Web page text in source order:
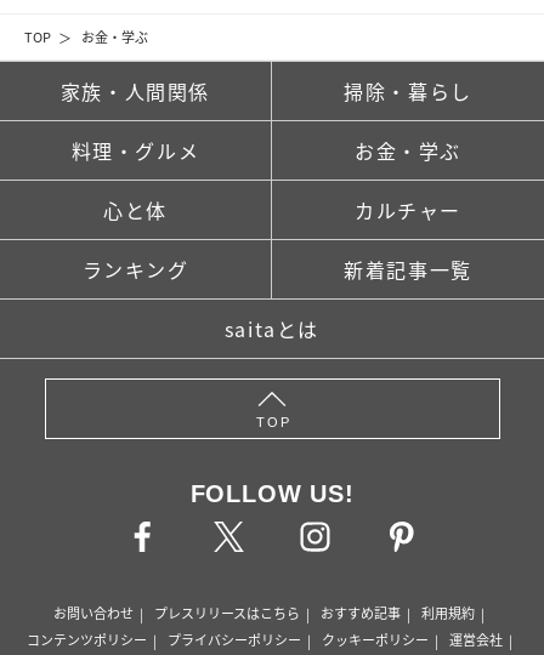
TOP お金・学ぶ
家族・人間関係 掃除・暮らし
料理・グルメ お金・学ぶ
心と体 カルチャー
ランキング 新着記事一覧
saitaとは
TOP
FOLLOW US!
お問い合わせ プレスリリースはこちら おすすめ記事
利用規約
コンテンツポリシー
プライバシーポリシー クッキーポリシー 運営会社